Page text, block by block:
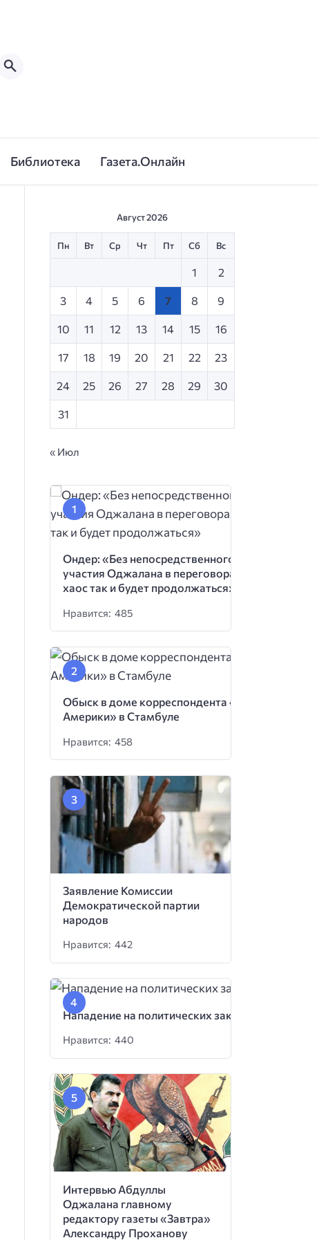
Библиотека Газета.Онлайн
Август 2026
Пн Вт Ср Чт Пт Сб Вс
1 2
3 4 5 6 7 8 9
10 11 12 13 14 15 16
17 18 19 20 21 22 23
24 25 26 27 28 29 30
31
« Июл
Ондер: «Без непосредственного
участия Оджалана в переговорах
хаос так и будет продолжаться»
Нравится: 485
Обыск в доме корреспондента «Голоса
Америки» в Стамбуле
Нравится: 458
Заявление Комиссии
Демократической партии
народов
Нравится: 442
Нападение на политических заключенных
Нравится: 440
Интервью Абдуллы
Оджалана главному
редактору газеты «Завтра»
Александру Проханову